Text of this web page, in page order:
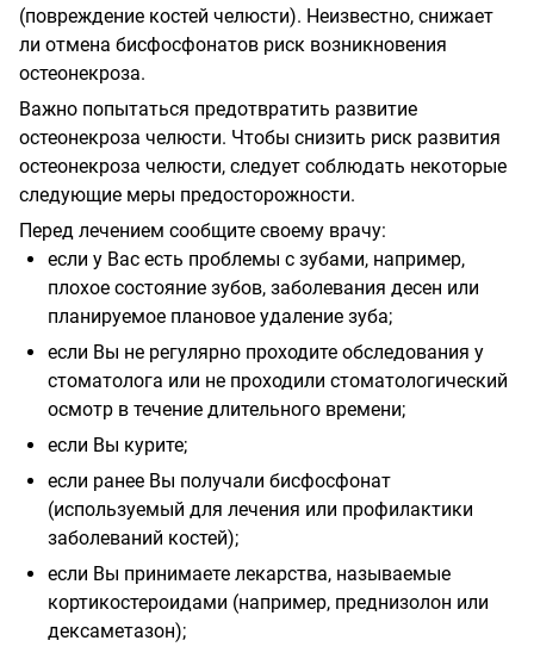
(повреждение костей челюсти). Неизвестно, снижает
ли отмена бисфосфонатов риск возникновения
остеонекроза.
Важно попытаться предотвратить развитие
остеонекроза челюсти. Чтобы снизить риск развития
остеонекроза челюсти, следует соблюдать некоторые
следующие меры предосторожности.
Перед лечением сообщите своему врачу:
если у Вас есть проблемы с зубами, например,
плохое состояние зубов, заболевания десен или
планируемое плановое удаление зуба;
если Вы не регулярно проходите обследования у
стоматолога или не проходили стоматологический
осмотр в течение длительного времени;
если Вы курите;
если ранее Вы получали бисфосфонат
(используемый для лечения или профилактики
заболеваний костей);
если Вы принимаете лекарства, называемые
кортикостероидами (например, преднизолон или
дексаметазон);